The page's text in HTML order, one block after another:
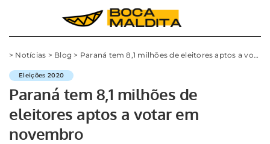
> Notícias > Blog > Paraná tem 8,1 milhões de eleitores aptos a votar em novembro
Eleições 2020
Paraná tem 8,1 milhões de
eleitores aptos a votar em
novembro